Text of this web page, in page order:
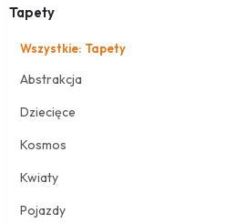
Tapety
Wszystkie: Tapety
Abstrakcja
Dziecięce
Kosmos
Kwiaty
Pojazdy